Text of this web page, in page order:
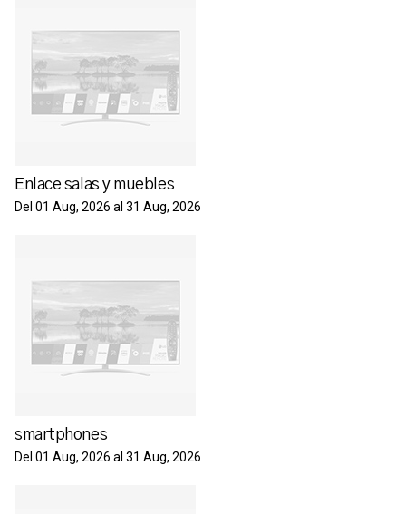
Enlace salas y muebles
Del 01 Aug, 2026 al 31 Aug, 2026
smartphones
Del 01 Aug, 2026 al 31 Aug, 2026